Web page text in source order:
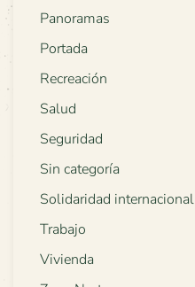
Panoramas
Portada
Recreación
Salud
Seguridad
Sin categoría
Solidaridad internacional
Trabajo
Vivienda